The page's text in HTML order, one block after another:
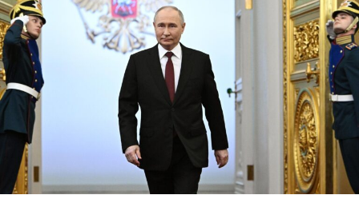
تعهّد الرئيس الروسي فلاديمير بوتين خلال حفل تولية باذخ أمس،